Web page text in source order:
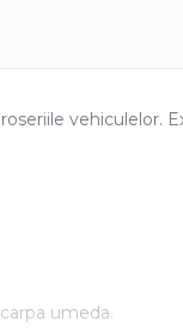
vehiculelor.
umeda.